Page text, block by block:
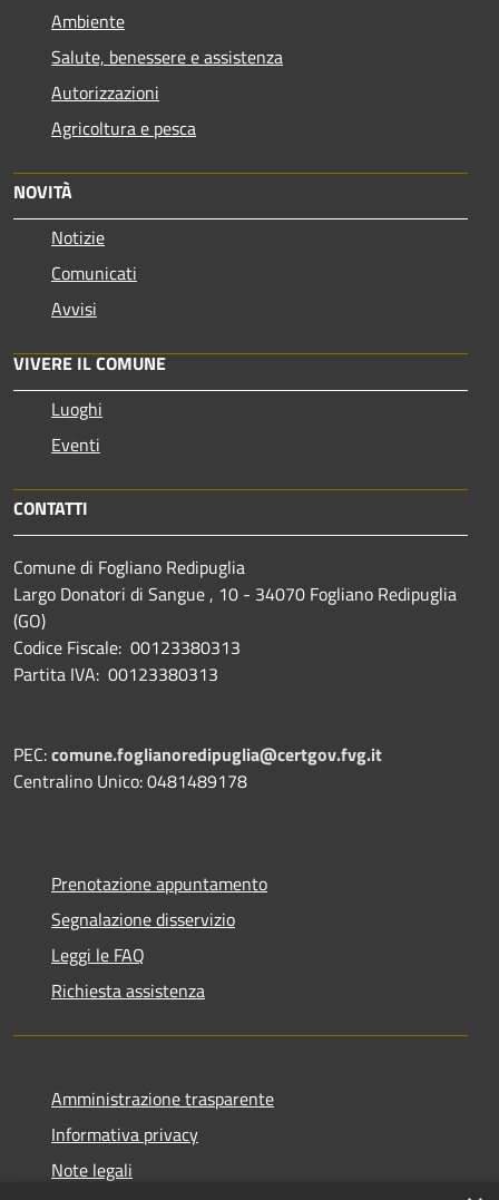
Ambiente
Salute, benessere e assistenza
Autorizzazioni
Agricoltura e pesca
NOVITÀ
Notizie
Comunicati
Avvisi
VIVERE IL COMUNE
Luoghi
Eventi
CONTATTI
Comune di Fogliano Redipuglia
Largo Donatori di Sangue , 10 - 34070 Fogliano Redipuglia
(GO)
Codice Fiscale: 00123380313
Partita IVA: 00123380313
PEC:comune.foglianoredipuglia@certgov.fvg.it
Centralino Unico: 0481489178
Prenotazione appuntamento
Segnalazione disservizio
Leggi le FAQ
Richiesta assistenza
Amministrazione trasparente
Informativa privacy
Note legali